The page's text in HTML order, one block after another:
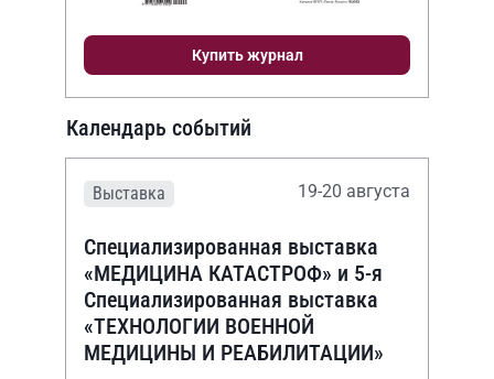
Купить журнал
Календарь событий
Выставка 19-20 августа
Специализированная выставка
«МЕДИЦИНА КАТАСТРОФ» и 5-я
Специализированная выставка
«ТЕХНОЛОГИИ ВОЕННОЙ
МЕДИЦИНЫ И РЕАБИЛИТАЦИИ»